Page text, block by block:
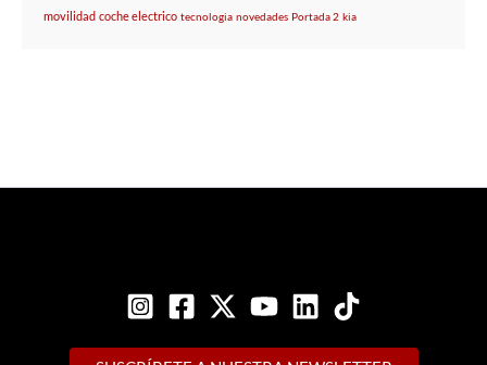
movilidad coche electrico tecnologia novedades Portada 2 kia